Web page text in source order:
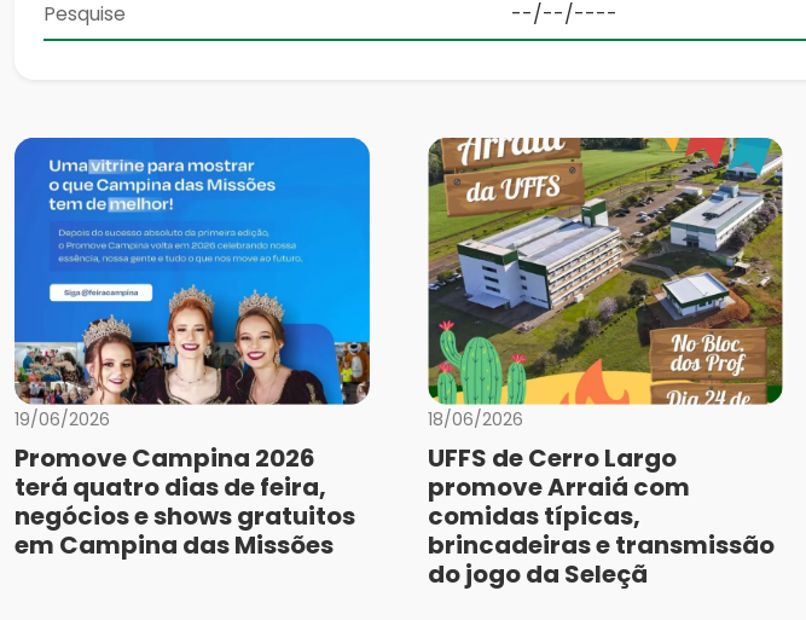
19/06/2026
Promove Campina 2026
terá quatro dias de feira,
negócios e shows gratuitos
em Campina das Missões
18/06/2026
UFFS de Cerro Largo
promove Arraiá com
comidas típicas,
brincadeiras e transmissão
do jogo da Seleçã